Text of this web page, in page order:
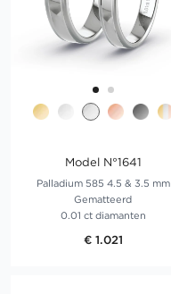
Model N°1641
Palladium 585 4.5 & 3.5 mm
Gematteerd
0.01 ct diamanten
€ 1.021